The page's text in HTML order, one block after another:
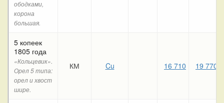
ободками,
корона
большая.
5 копеек
1805 года
«Кольцевик».
Орел 5 типа:
орел и хвост
шире.
КМ Cu 16 710 19 770